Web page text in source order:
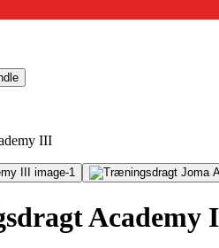
III
Academy